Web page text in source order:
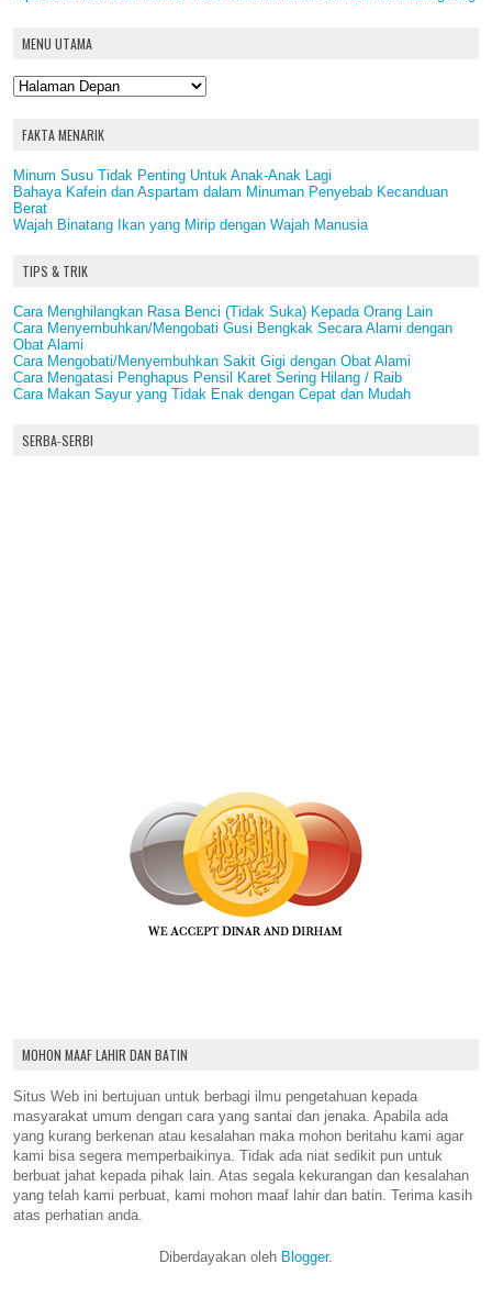
MENU UTAMA
FAKTA MENARIK
Minum Susu Tidak Penting Untuk Anak-Anak Lagi
Bahaya Kafein dan Aspartam dalam Minuman Penyebab Kecanduan
Berat
Wajah Binatang Ikan yang Mirip dengan Wajah Manusia
TIPS & TRIK
Cara Menghilangkan Rasa Benci (Tidak Suka) Kepada Orang Lain
Cara Menyembuhkan/Mengobati Gusi Bengkak Secara Alami dengan
Obat Alami
Cara Mengobati/Menyembuhkan Sakit Gigi dengan Obat Alami
Cara Mengatasi Penghapus Pensil Karet Sering Hilang / Raib
Cara Makan Sayur yang Tidak Enak dengan Cepat dan Mudah
SERBA-SERBI
MOHON MAAF LAHIR DAN BATIN
Situs Web ini bertujuan untuk berbagi ilmu pengetahuan kepada
masyarakat umum dengan cara yang santai dan jenaka. Apabila ada
yang kurang berkenan atau kesalahan maka mohon beritahu kami agar
kami bisa segera memperbaikinya. Tidak ada niat sedikit pun untuk
berbuat jahat kepada pihak lain. Atas segala kekurangan dan kesalahan
yang telah kami perbuat, kami mohon maaf lahir dan batin. Terima kasih
atas perhatian anda.
Diberdayakan oleh Blogger.